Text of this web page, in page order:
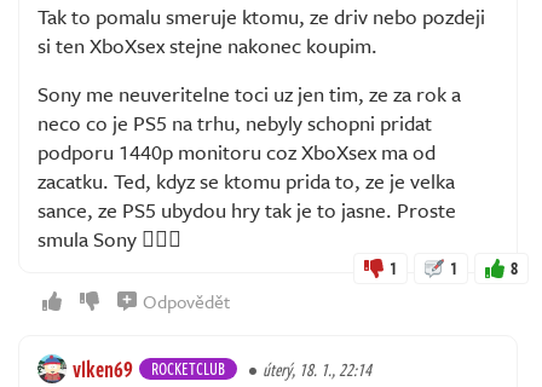
Tak to pomalu smeruje ktomu, ze driv nebo pozdeji
si ten XboXsex stejne nakonec koupim.
Sony me neuveritelne toci uz jen tim, ze za rok a
neco co je PS5 na trhu, nebyly schopni pridat
podporu 1440p monitoru coz XboXsex ma od
zacatku. Ted, kdyz se ktomu prida to, ze je velka
sance, ze PS5 ubydou hry tak je to jasne. Proste
smula Sony 🤷🏼‍♂️
1 1 8
Odpovědět
vlken69 ROCKETCLUB úterý, 18. 1., 22:14